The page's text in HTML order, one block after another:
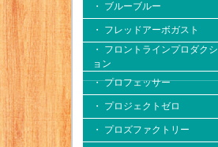
・ ブルーブルー
・ フレッドアーボガスト
・ フロントラインプロダクシ
ョン
・ プロフェッサー
・ プロジェクトゼロ
・ プロズファクトリー